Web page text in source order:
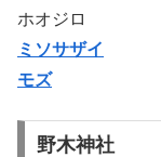
ホオジロ
ミソサザイ
モズ
野木神社